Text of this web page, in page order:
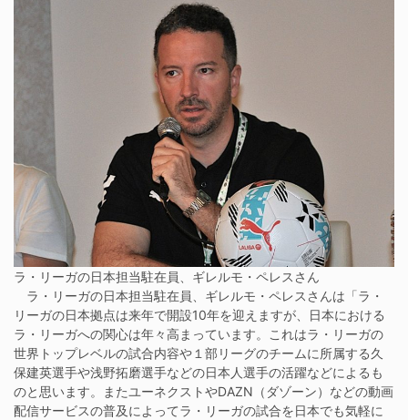
ラ・リーガの日本担当駐在員、ギレルモ・ペレスさん
ラ・リーガの日本担当駐在員、ギレルモ・ペレスさんは「ラ・
リーガの日本拠点は来年で開設10年を迎えますが、日本における
ラ・リーガへの関心は年々高まっています。これはラ・リーガの
世界トップレベルの試合内容や１部リーグのチームに所属する久
保建英選手や浅野拓磨選手などの日本人選手の活躍などによるも
のと思います。またユーネクストやDAZN（ダゾーン）などの動画
配信サービスの普及によってラ・リーガの試合を日本でも気軽に